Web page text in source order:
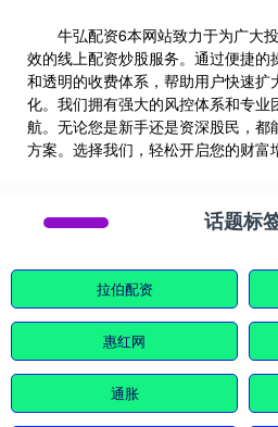
牛弘配资6本网站致力于为广大
效的线上配资炒股服务。通过便捷
和透明的收费体系，帮助用户快速
化。我们拥有强大的风控体系和专业
航。无论您是新手还是资深股民，都
方案。选择我们，轻松开启您的财富
话题标
拉伯配资
惠红网
通胀